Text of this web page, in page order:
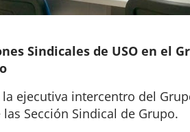
Sindicales de USO en el
ejecutiva intercentro del
Sección Sindical de Grupo.